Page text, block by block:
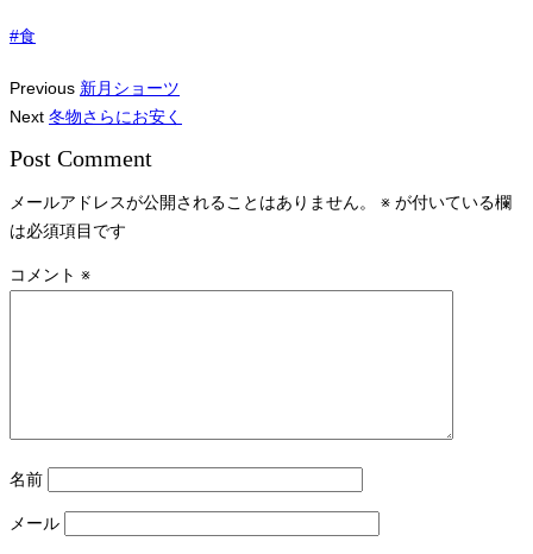
#食
Previous 新月ショーツ
Next 冬物さらにお安く
Post Comment
メールアドレスが公開されることはありません。 ※ が付いている欄
は必須項目です
コメント ※
名前
メール